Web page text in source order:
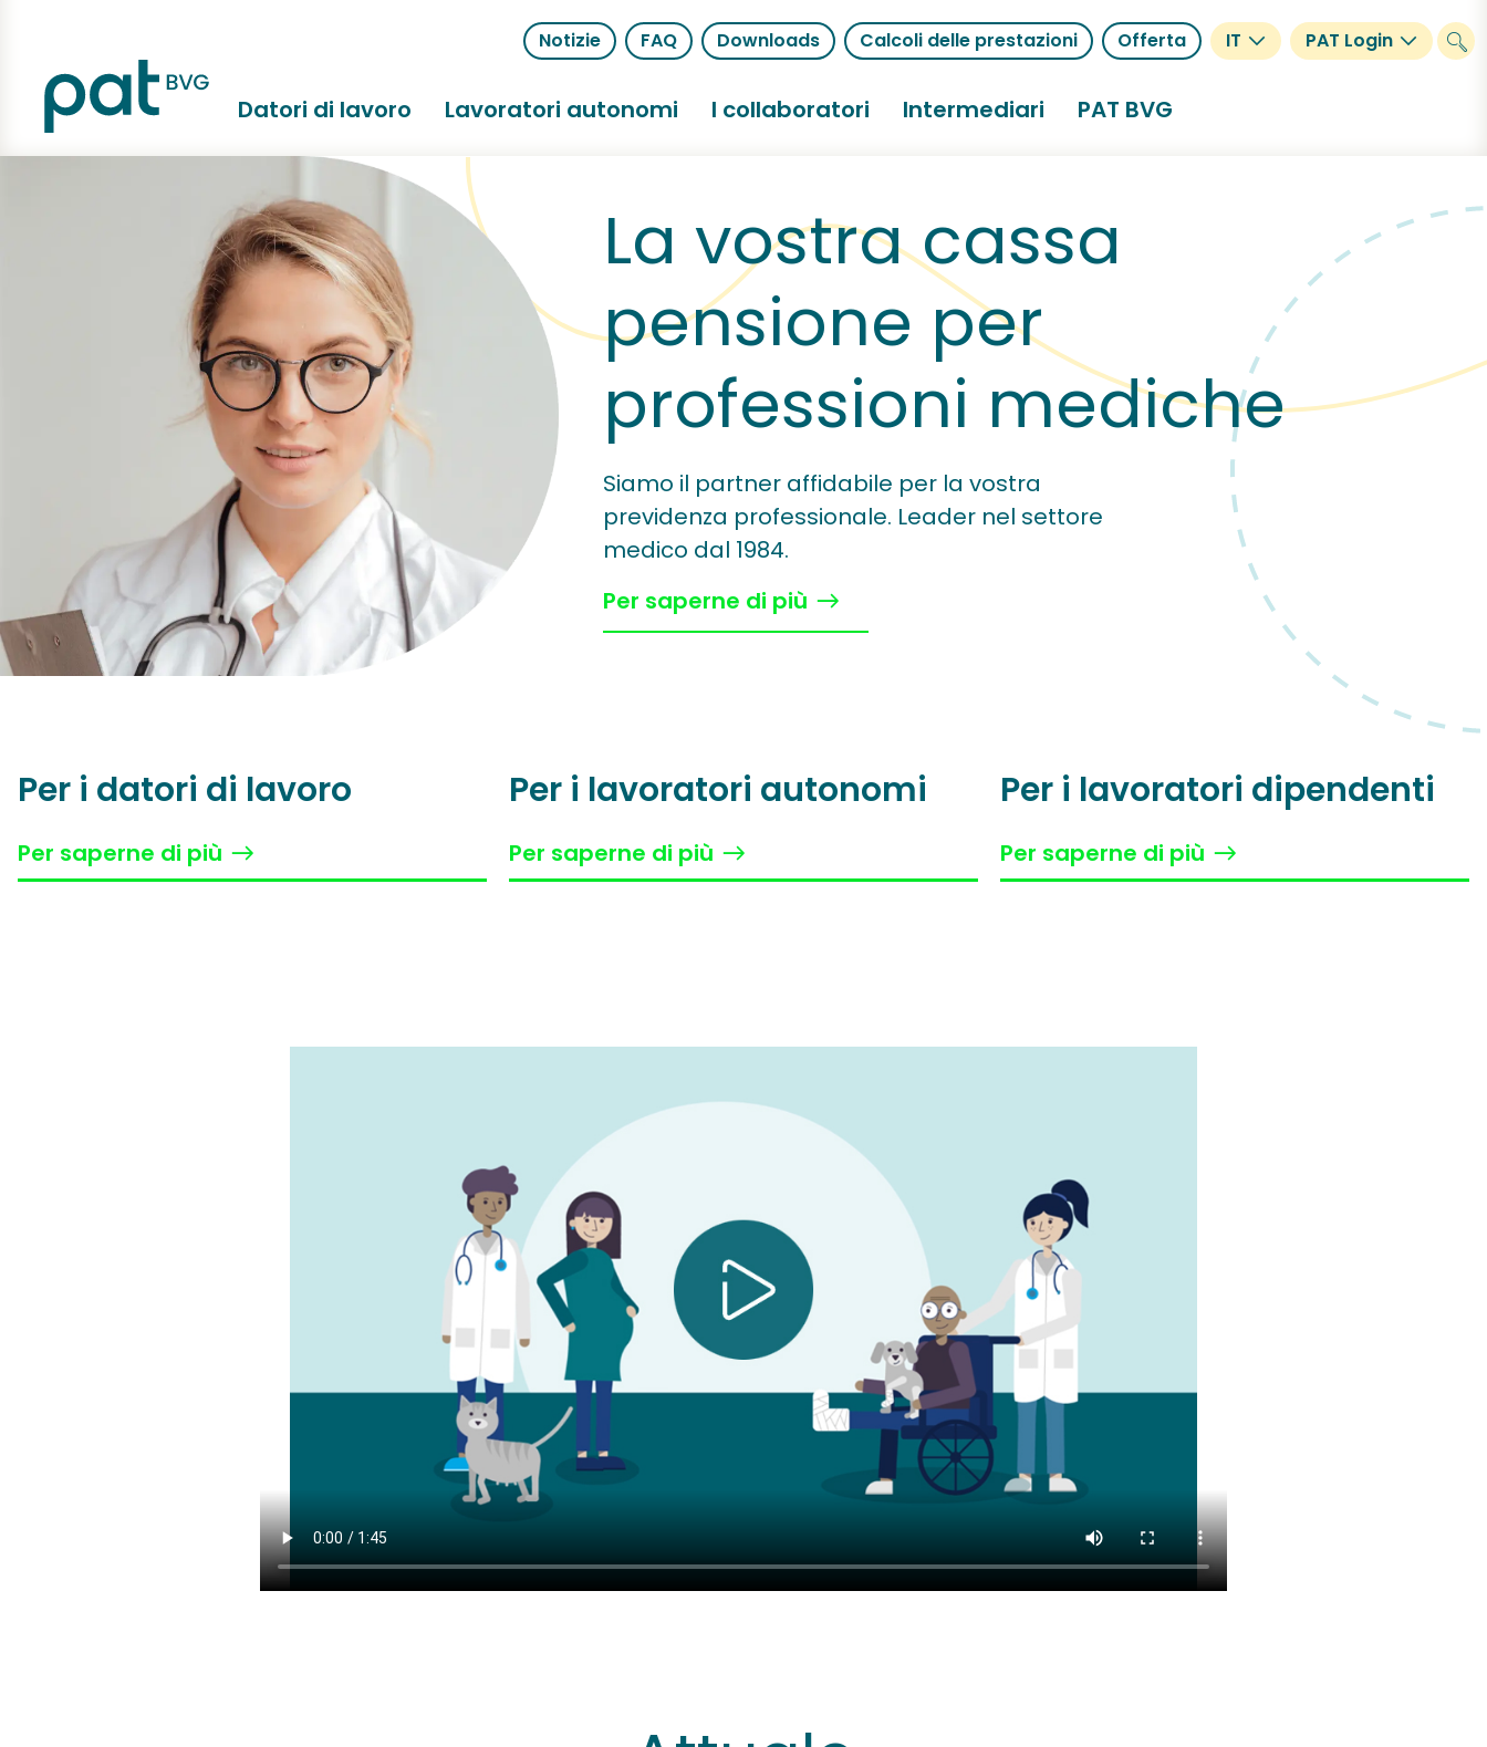
Notizie FAQ Downloads Calcoli delle prestazioni Offerta IT PAT Login
Datori di lavoro Lavoratori autonomi I collaboratori Intermediari PAT BVG
La vostra cassa
pensione per
professioni mediche
Siamo il partner affidabile per la vostra
previdenza professionale. Leader nel settore
medico dal 1984.
Per saperne di più
Per i datori di lavoro
Per saperne di più
Per i lavoratori autonomi
Per saperne di più
Per i lavoratori dipendenti
Per saperne di più